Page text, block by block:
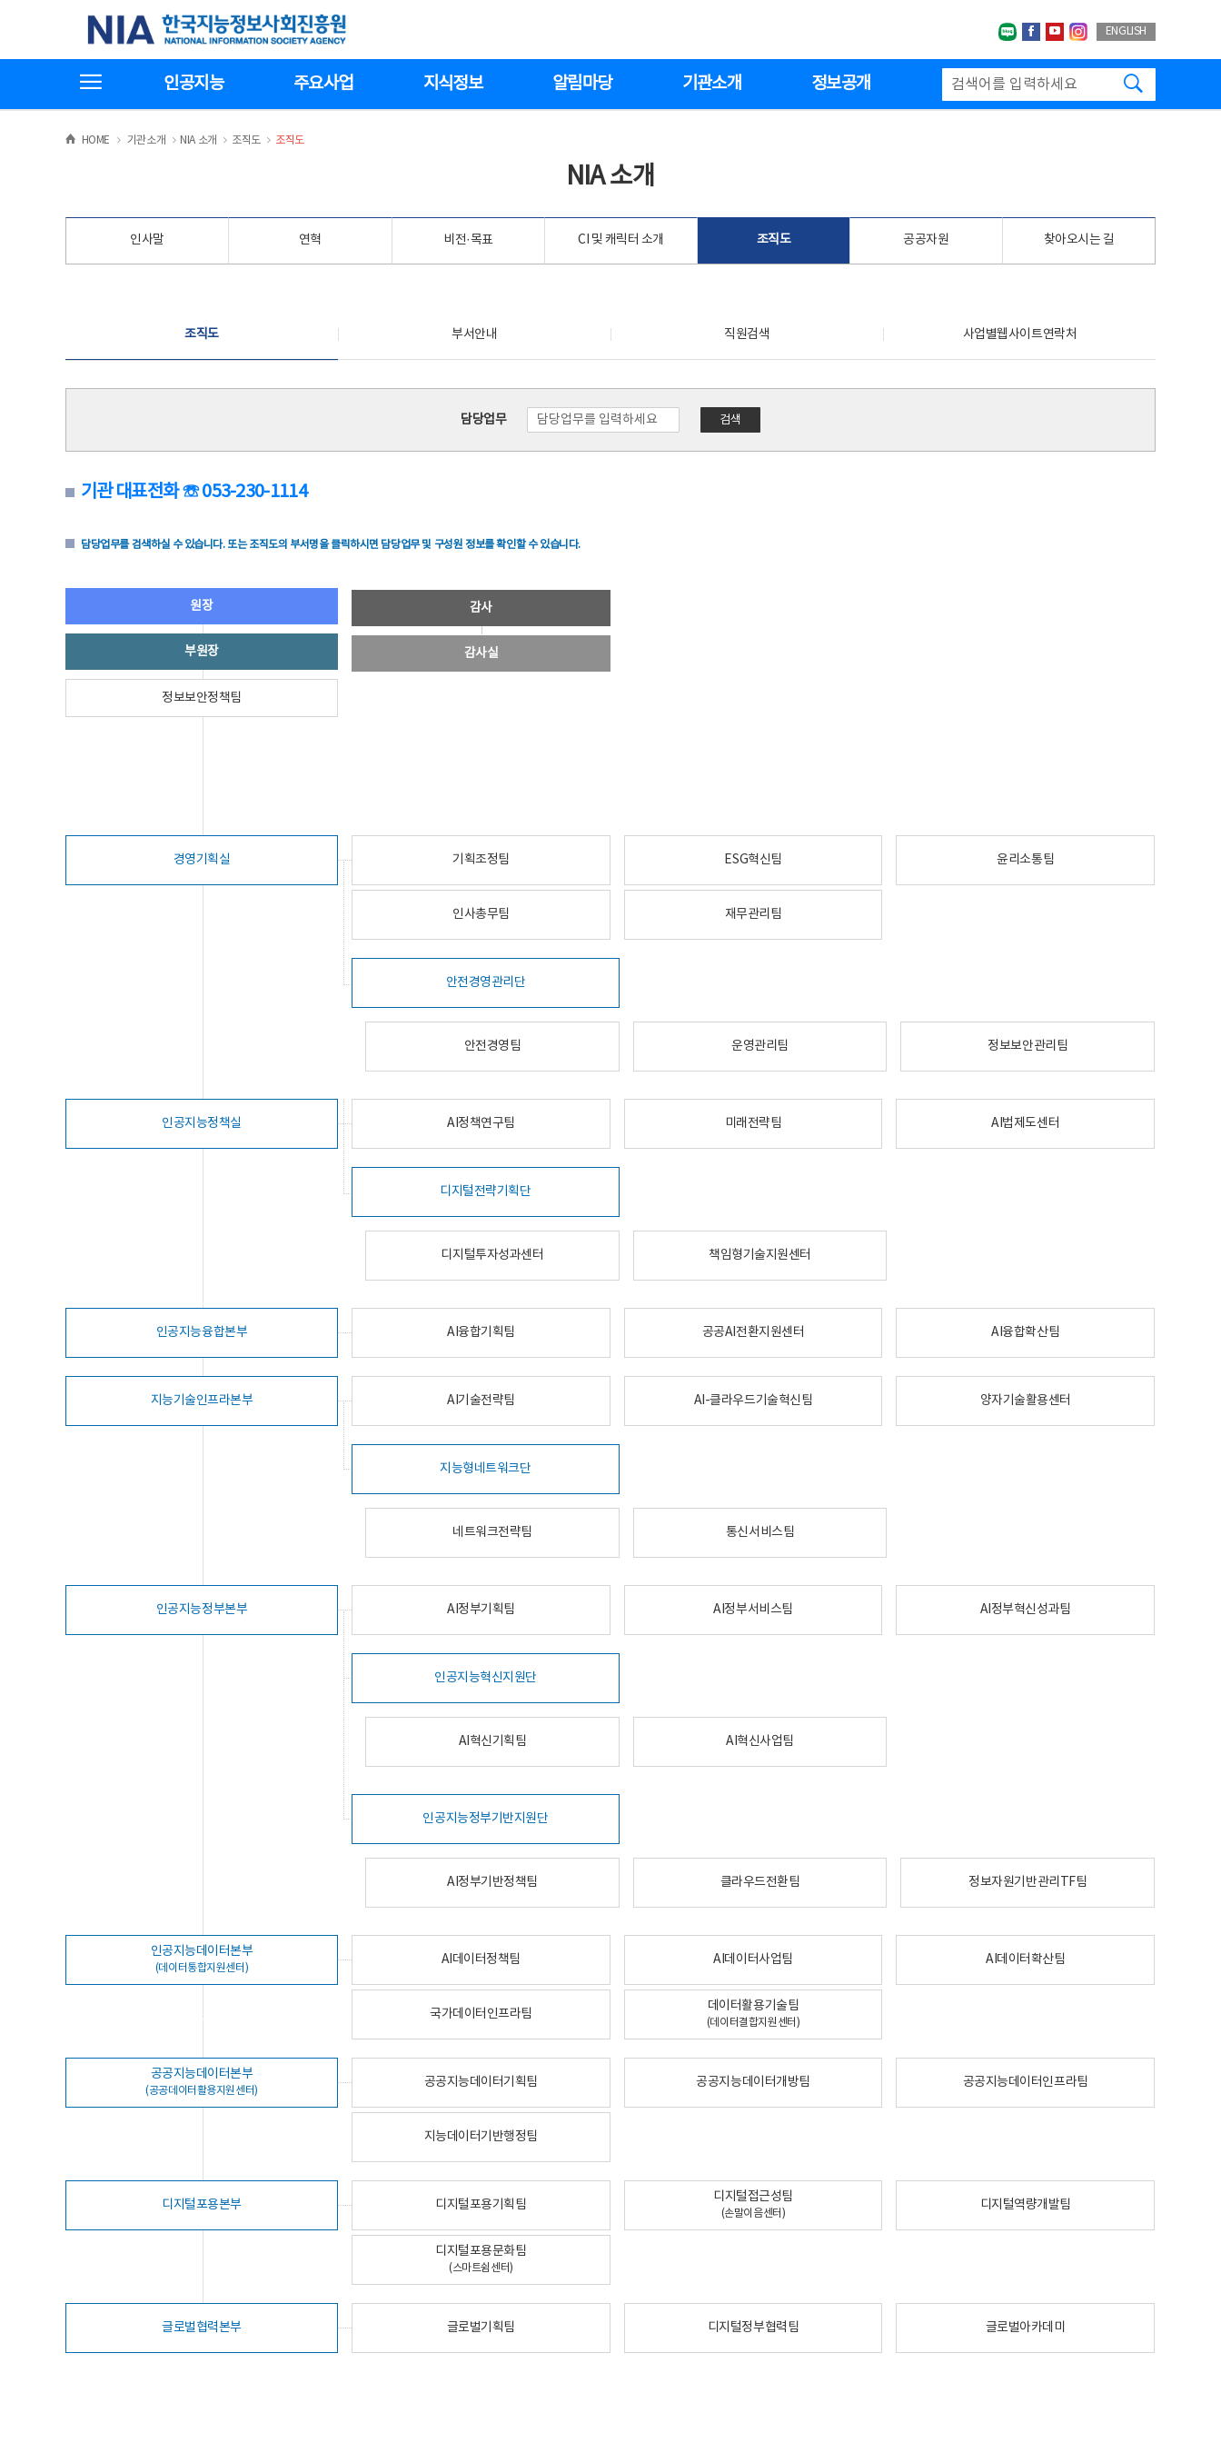
기
한국지능정보사회진흥원
네이버블로그
페이스북
유투브인스타그랩
ENGLISH
인공지능 주요사업 지식정보 알림마당 기관소개 정보공개
HOME >
기관소개 >NIA 소개 >
조직도 >
조직도
NIA 소개
인사말 연혁 비전·목표 CI 및 캐릭터 소개 조직도 공공자원 찾아오시는 길
조직도 부서안내 직원검색 사업별웹사이트연락처
담당업무 검색
기관 대표전화 ☏ 053-230-1114
담당업무를 검색하실 수 있습니다. 또는 조직도의 부서명을 클릭하시면 담당업무 및 구성원 정보를 확인할 수 있습니다.
원장
부원장
정보보안정책팀
감사
감사실
경영기획실 기획조정팀 ESG혁신팀 윤리소통팀
인사총무팀 재무관리팀
안전경영관리단
안전경영팀 운영관리팀 정보보안관리팀
인공지능정책실 AI정책연구팀 미래전략팀 AI법제도센터
디지털전략기획단
디지털투자성과센터 책임형기술지원센터
인공지능융합본부 AI융합기획팀 공공AI전환지원센터 AI융합확산팀
지능기술인프라본부 AI기술전략팀 AI-클라우드기술혁신팀 양자기술활용센터
지능형네트워크단
네트워크전략팀 통신서비스팀
인공지능정부본부 AI정부기획팀 AI정부서비스팀 AI정부혁신성과팀
인공지능혁신지원단
AI혁신기획팀 AI혁신사업팀
인공지능정부기반지원단
AI정부기반정책팀 클라우드전환팀 정보자원기반관리TF팀
인공지능데이터본부
(데이터통합지원센터)
AI데이터정책팀 AI데이터사업팀 AI데이터확산팀
국가데이터인프라팀
데이터활용기술팀
(데이터결합지원센터)
공공지능데이터본부
(공공데이터활용지원센터)
공공지능데이터기획팀 공공지능데이터개방팀 공공지능데이터인프라팀
지능데이터기반행정팀
디지털포용본부 디지털포용기획팀
디지털접근성팀
(손말이음센터)
디지털역량개발팀
디지털포용문화팀
(스마트쉼센터)
글로벌협력본부 글로벌기획팀 디지털정부협력팀 글로벌아카데미